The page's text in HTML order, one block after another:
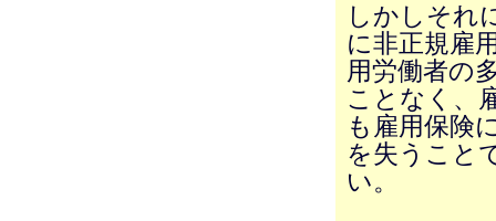
しかしそれ
に非正規雇
用労働者の
ことなく、
も雇用保険
を失うこと
い。